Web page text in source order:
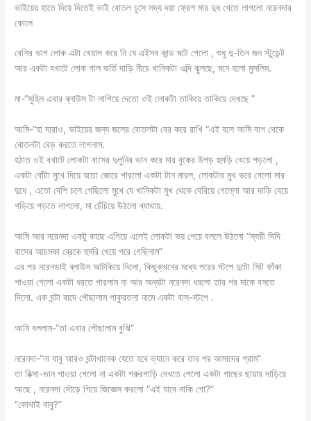
ভাইয়ের হাতে দিয়ে দিতেই ভাই বোতল চুসে সদ্য দয়া ফ্রেশ মার দুধ খেতে লাগলো নরেনদার
কোলে
বেশির ভাগ লোক এটা খেয়াল করে নি যে এইসব কান্ড ঘটে গেলো , শুধু দু-তিন জন স্টুডেন্ট
আর একটা বখাটে লোক গাল ভর্তি দাড়ি নীচে খানিকটা ওব্দি ঝুলছে, মনে হলো মুসলিম.
মা-“সুহিল এবার ব্লাউস টা লাগিয়ে দেতো ওই লোকটা তাকিয়ে তাকিয়ে দেখছে ”
আমি-“হা দারাও, ভাইয়ের জন্য জলের বোতলটা বের করে রাখি “এই বলে আমি বাগ থেকে
বোতলটা বেড় করতে লাগলাম.
হঠাত ওই বখাটে লোকটা বাসের দুলুনির ভান করে মার বুকের উপড় হুমড়ি খেয়ে পড়লো ,
একটা বোঁটা মুখে দিয়ে যতো জোরে পারলো একটা টান মারল, লোকটার মুখ ভরে গেলো মার
দুধে , এতো বেশি চলে গেছিলো মুখে যে খানিকটা মুখ থেকে বেরিয়ে গেল্লো আর দাড়ি বেয়ে
গড়িয়ে পড়তে লাগলো, মা চেঁচিয়ে উঠলো ব্যাথায়.
আমি আর নরেনদা একটু কাছে এগিয়ে এলেই লোকটা ভয় পেয়ে বললে উঠলো “স্যরী দিদি
বাসের আচমকা ব্রেকে হুমরি খেয়ে পরে গেছিলাম”
এর পর নরেনডাই ব্লাউস আটকিয়ে দিলো, কিছুক্খনের মধ্যে পরের স্টপে দুটো সিট ফাঁকা
পাওয়া গেলো একটা ধরতে পারলাম না আর অন্যটা নরেনদা ধরলো তার পর মাকে বসতে
দিলো. এক ঘন্টা বাদে পৌছালাম পাকুরতলা নামে একটা বাস-স্টপে .
আমি বললাম-“তা এবার পৌছালাম বুঝি”
নরেনদা-“না বাবু আরও ঘন্টাখানেক যেতে হবে ভ্যানে করে তার পর আমাদের গ্রাম”
তা রিক্সা-ভান পাওয়া গেলো না একটা গরুরগাড়ি দেখতে পেলো একটা গাছের ছায়ায় দাড়িয়ে
আছে , নরেনদা দৌড়ে গিয়ে জিজ্ঞেস করলো “এই যাবে নাকি গো?”
“কোথাই বাবু?”